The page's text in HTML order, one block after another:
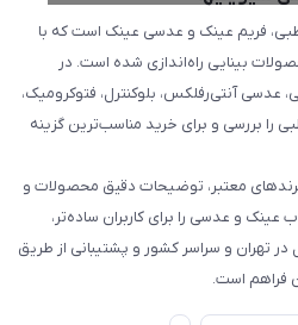
فریم عینک و عدسی عینک است که با
بینایی راه‌اندازی شده است. در
عدسی آنتی‌رفلکس، بلوکنترل، فتوکرومیک،
را بررسی و برای خرید مناسب‌ترین گزینه
برندهای معتبر، توضیحات دقیق محصولات و
و عدسی را برای کاربران ساده‌تر،
در تهران و سراسر کشور و پشتیبانی از طریق
فراهم است.